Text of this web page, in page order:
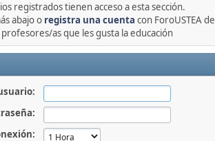
registrados tienen acceso a esta sección.
abajo o registra una cuenta con ForoUSTEA de
as que les gusta la educación